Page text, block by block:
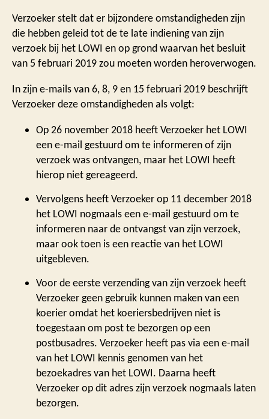
Verzoeker stelt dat er bijzondere omstandigheden zijn
die hebben geleid tot de te late indiening van zijn
verzoek bij het LOWI en op grond waarvan het besluit
van 5 februari 2019 zou moeten worden heroverwogen.
In zijn e-mails van 6, 8, 9 en 15 februari 2019 beschrijft
Verzoeker deze omstandigheden als volgt:
Op 26 november 2018 heeft Verzoeker het LOWI
een e-mail gestuurd om te informeren of zijn
verzoek was ontvangen, maar het LOWI heeft
hierop niet gereageerd.
Vervolgens heeft Verzoeker op 11 december 2018
het LOWI nogmaals een e-mail gestuurd om te
informeren naar de ontvangst van zijn verzoek,
maar ook toen is een reactie van het LOWI
uitgebleven.
Voor de eerste verzending van zijn verzoek heeft
Verzoeker geen gebruik kunnen maken van een
koerier omdat het koeriersbedrijven niet is
toegestaan om post te bezorgen op een
postbusadres. Verzoeker heeft pas via een e-mail
van het LOWI kennis genomen van het
bezoekadres van het LOWI. Daarna heeft
Verzoeker op dit adres zijn verzoek nogmaals laten
bezorgen.